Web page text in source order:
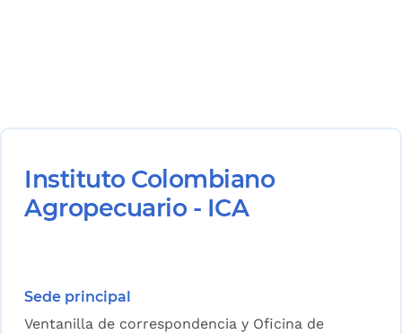
Instituto Colombiano
Agropecuario - ICA
Sede principal
Ventanilla de correspondencia y Oficina de